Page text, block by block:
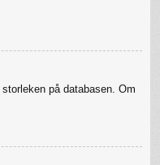
på databasen. Om